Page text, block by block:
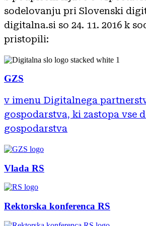
sodelovanju pri Slovenski
digitalna.si so 24. 11. 2016 k
pristopili:
GZS
v imenu Digitalnega
gospodarstva, ki zastopa vse
gospodarstva
Vlada RS
Rektorska konferenca RS